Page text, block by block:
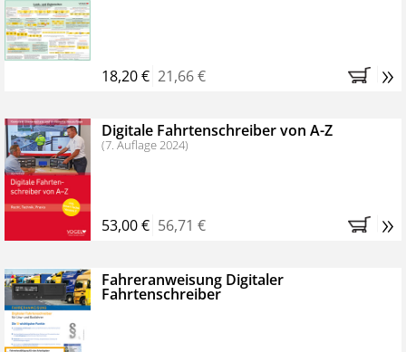
Bestellen Sie jetzt das VerkehrsRundschau Profipaket im
Kennenlern-Abo für zwei Monate (inkl. der derzeitig
Monaten brauchen Sie nichts weiter tun, das
Abonnement endet automatisch, es entstehen keine
weiteren Verpflichtungen.
18,20 € 21,66 € »
Digitale Fahrtenschreiber von A-Z
(7. Auflage 2024)
53,00 € 56,71 € »
Fahreranweisung Digitaler
Fahrtenschreiber